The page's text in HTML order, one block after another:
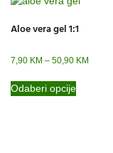
Aloe vera gel 1:1
7,90 KM – 50,90 KM
Odaberi opcije